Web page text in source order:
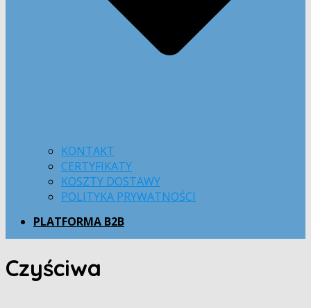
KONTAKT
CERTYFIKATY
KOSZTY DOSTAWY
POLITYKA PRYWATNOŚCI
PLATFORMA B2B
Czyściwa